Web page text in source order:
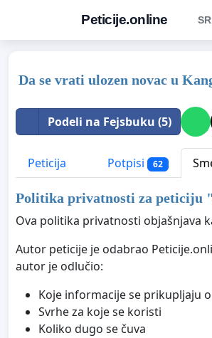
Peticije.online
Da se vrati ulozen novac u
Podeli na Fejsbuku (5)
Peticija Potpisi 62
Politika privatnosti za peticiju "
Ova politika privatnosti objašnjava
Autor peticije je odabrao
autor je odlučio:
Koje informacije se prikupljaju
Svrhe za koje se koristi
Koliko dugo se čuva